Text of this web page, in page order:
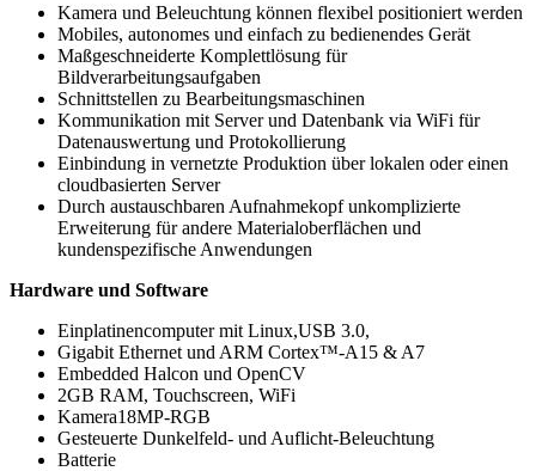
Kamera und Beleuchtung können flexibel positioniert werden
Mobiles, autonomes und einfach zu bedienendes Gerät
Maßgeschneiderte Komplettlösung für
Bildverarbeitungsaufgaben
Schnittstellen zu Bearbeitungsmaschinen
Kommunikation mit Server und Datenbank via WiFi für
Datenauswertung und Protokollierung
Einbindung in vernetzte Produktion über lokalen oder einen
cloudbasierten Server
Durch austauschbaren Aufnahmekopf unkomplizierte
Erweiterung für andere Materialoberflächen und
kundenspezifische Anwendungen
Hardware und Software
Einplatinencomputer mit Linux,USB 3.0,
Gigabit Ethernet und ARM Cortex™-A15 & A7
Embedded Halcon und OpenCV
2GB RAM, Touchscreen, WiFi
Kamera18MP-RGB
Gesteuerte Dunkelfeld- und Auflicht-Beleuchtung
Batterie